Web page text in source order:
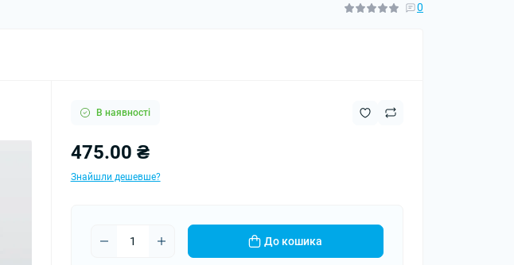
0
В наявності
475.00 ₴
Знайшли дешевше?
До кошика